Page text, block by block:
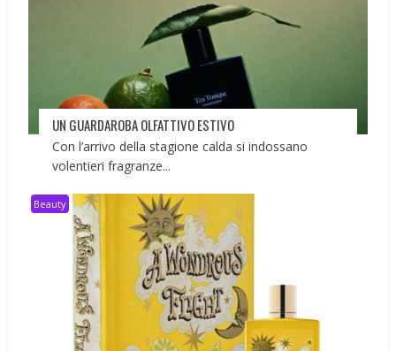
UN GUARDAROBA OLFATTIVO ESTIVO
Con l’arrivo della stagione calda si indossano
volentieri fragranze...
Beauty